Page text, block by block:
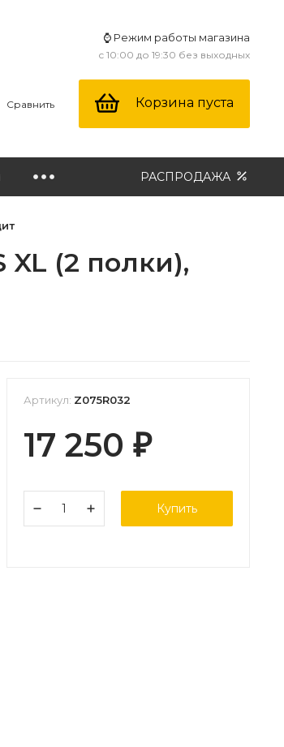
⌚ Режим работы магазина
с 10:00 до 19:30 без выходных
Сравнить Корзина пуста
РАСПРОДАЖА
XL (2 полки),
Артикул: Z075R032
17 250 ₽
Купить